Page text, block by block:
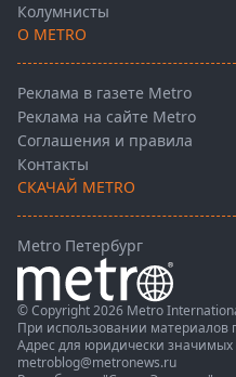
Колумнисты
О METRO
Реклама в газете Metro
Реклама на сайте Metro
Соглашения и правила
Контакты
СКАЧАЙ METRO
Metro Петербург
© Copyright 2026 Metro
При использовании материалов
Адрес для юридически
metroblog@metronews.ru